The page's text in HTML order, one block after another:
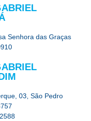
Senhora das Graças
03, São Pedro